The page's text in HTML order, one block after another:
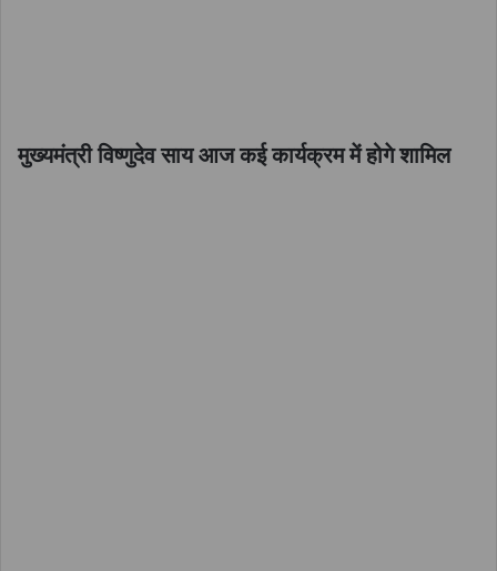
मुख्यमंत्री विष्णुदेव साय आज कई कार्यक्रम में होगे शामिल